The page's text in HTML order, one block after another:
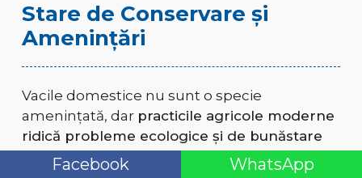
Stare de Conservare și
Amenințări
Vacile domestice nu sunt o specie
amenințată, dar practicile agricole moderne
ridică probleme ecologice și de bunăstare
animalăFacebook WhatsApp